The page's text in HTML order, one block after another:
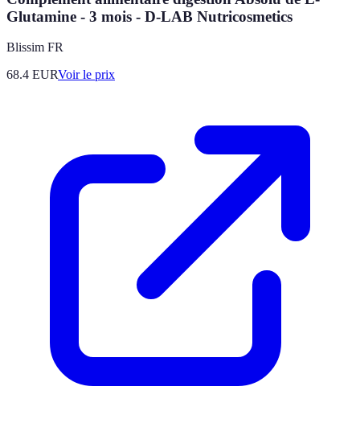
Glutamine - 3 mois - D-LAB Nutricosmetics
Blissim FR
68.4 EURVoir le prix